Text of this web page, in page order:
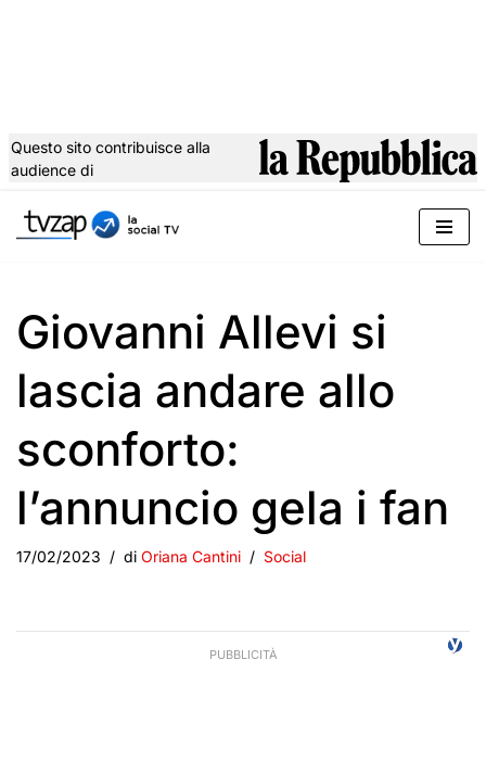
al
Questo sito contribuisce alla
audience di
Giovanni Allevi si
lascia andare allo
sconforto:
l’annuncio gela i fan
17/02/2023 di Oriana Cantini Social